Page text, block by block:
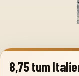
8,75 tum